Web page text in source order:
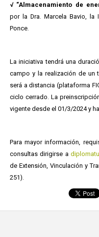
√ “Almacenamiento de
por la Dra. Marcela Bavio, la
Ponce.
La iniciativa tendrá una
campo y la realización de un
será a distancia (plataforma
ciclo cerrado. La
vigente desde el 01/3/2024 y
Para mayor información,
consultas dirigirse a
de Extensión, Vinculación y
251).